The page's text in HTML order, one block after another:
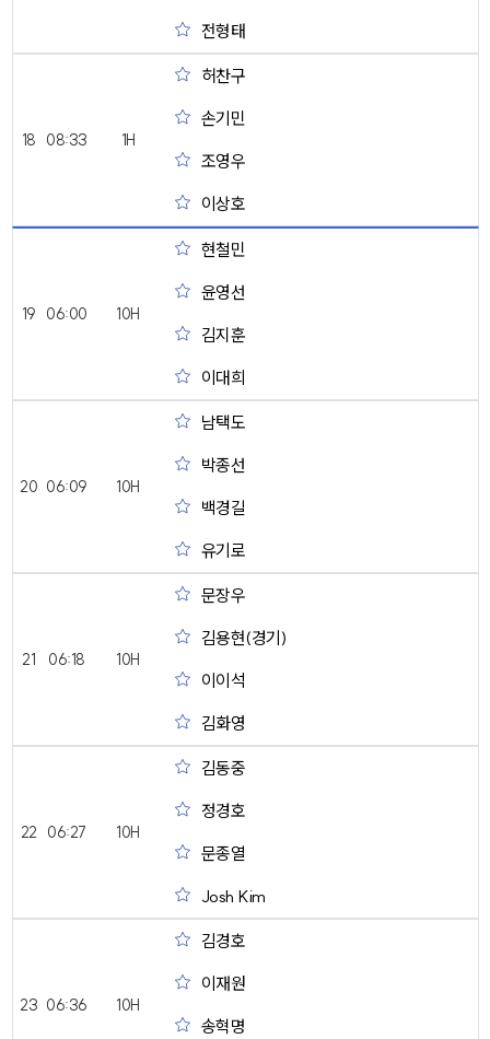
전형태
18 08:33 1H
허찬구
손기민
조영우
이상호
19 06:00 10H
현철민
윤영선
김지훈
이대희
20 06:09 10H
남택도
박종선
백경길
유기로
21 06:18 10H
문장우
김용현(경기)
이이석
김화영
22 06:27 10H
김동중
정경호
문종열
Josh Kim
23 06:36 10H
김경호
이재원
송혁명